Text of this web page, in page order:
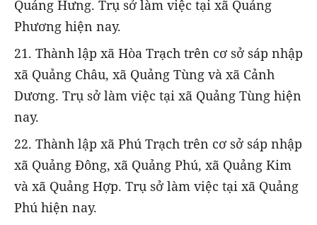
Quảng Hưng. Trụ sở làm việc tại xã Quảng
Phương hiện nay.
21. Thành lập xã Hòa Trạch trên cơ sở sáp nhập
xã Quảng Châu, xã Quảng Tùng và xã Cảnh
Dương. Trụ sở làm việc tại xã Quảng Tùng hiện
nay.
22. Thành lập xã Phú Trạch trên cơ sở sáp nhập
xã Quảng Đông, xã Quảng Phú, xã Quảng Kim
và xã Quảng Hợp. Trụ sở làm việc tại xã Quảng
Phú hiện nay.